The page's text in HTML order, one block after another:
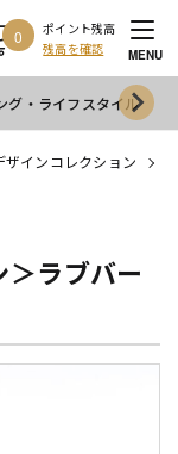
0
ポイント残高
残高を確認
MENU
グ・ライフスタイル
ザインコレクション
ラブバー